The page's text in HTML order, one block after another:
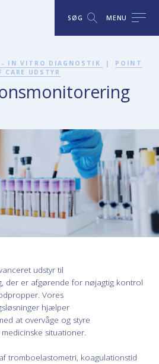
SØG MENU
- IN VITRO DIAGNOSTIK |
POINT
CARE UDSTYR
udstyr til
der er afgørende for nøjagtig kontrol
Vores
hjælper
at overvåge og styre
situationer.
tromboelastometri, koagulationstid